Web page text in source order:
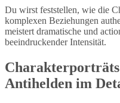
Du wirst feststellen, wie die
komplexen Beziehungen
meistert dramatische und
beeindruckender Intensität.
Antihelden im